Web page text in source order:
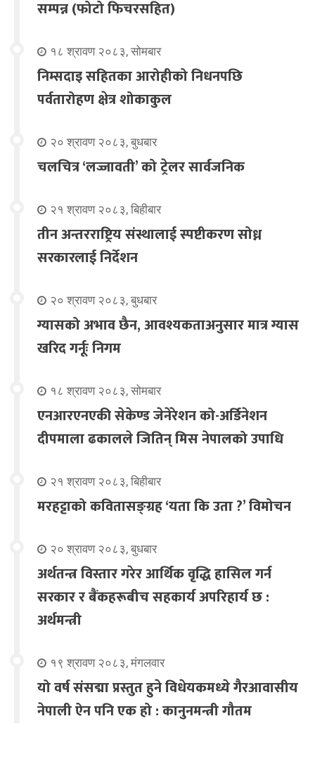
सम्पन्न (फोटो फिचरसहित)
१८ श्रावण २०८३, सोमबार
निम्सदाइ सहितका आरोहीको निधनपछि
पर्वतारोहण क्षेत्र शोकाकुल
२० श्रावण २०८३, बुधबार
चलचित्र ‘लज्जावती’ को ट्रेलर सार्वजनिक
२१ श्रावण २०८३, बिहीबार
तीन अन्तरराष्ट्रिय संस्थालाई स्पष्टीकरण सोध्न
सरकारलाई निर्देशन
२० श्रावण २०८३, बुधबार
ग्यासको अभाव छैन, आवश्यकताअनुसार मात्र ग्यास
खरिद गर्नूः निगम
१८ श्रावण २०८३, सोमबार
एनआरएनएकी सेकेण्ड जेनेरेशन को-अर्डिनेशन
दीपमाला ढकालले जितिन् मिस नेपालको उपाधि
२१ श्रावण २०८३, बिहीबार
मरहट्टाको कवितासङ्ग्रह ‘यता कि उता ?’ विमोचन
२० श्रावण २०८३, बुधबार
अर्थतन्त्र विस्तार गरेर आर्थिक वृद्धि हासिल गर्न
सरकार र बैंकहरूबीच सहकार्य अपरिहार्य छ :
अर्थमन्त्री
१९ श्रावण २०८३, मंगलवार
यो वर्ष संसद्मा प्रस्तुत हुने विधेयकमध्ये गैरआवासीय
नेपाली ऐन पनि एक हो : कानुनमन्त्री गौतम